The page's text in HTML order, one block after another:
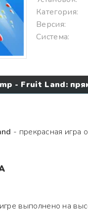
Категория:
Версия:
Система:
- Fruit Land:
- прекрасная игра
выполнено на